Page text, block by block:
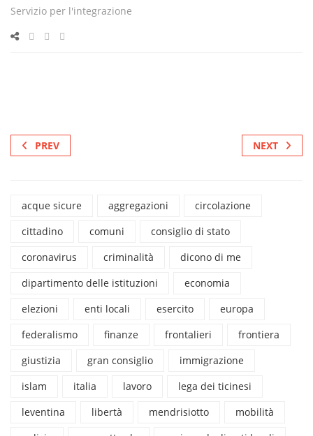
Servizio per l'integrazione
PREV NEXT
acque sicure aggregazioni
circolazione
cittadino
comuni
consiglio di stato
coronavirus
criminalità
dicono di me
dipartimento delle istituzioni
economia
elezioni
enti locali esercito
europa
federalismo
finanze frontalieri
frontiera
giustizia
gran consiglio
immigrazione
islam
italia lavoro
lega dei ticinesi
leventina
libertà mendrisiotto
mobilità